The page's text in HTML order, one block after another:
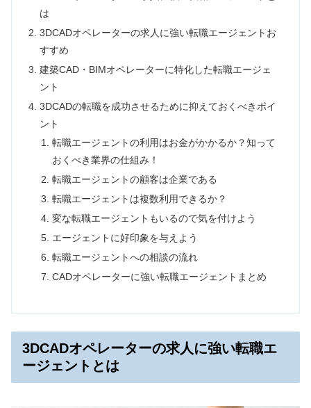
は
3DCADオペレーターの求人に強い転職エージェントお
すすめ
建築CAD・BIMオペレーターに特化した転職エージェ
ント
3DCADの転職を成功させるために抑えておくべきポイ
ント
転職エージェントの利用はお金がかかるか？知って
おくべき業界の仕組み！
転職エージェントの顧客は企業である
転職エージェントは複数利用できるか？
変な転職エージェントもいるので気を付けよう
エージェントに好印象を与えよう
転職エージェントへの相談の流れ
CADオペレーターに強い転職エージェントまとめ
3DCADオペレーターの求人に強い転職エ
ージェントとは